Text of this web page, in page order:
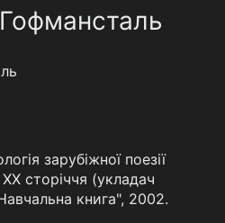
зарубіжної поезії
сторіччя (укладач
книга", 2002.